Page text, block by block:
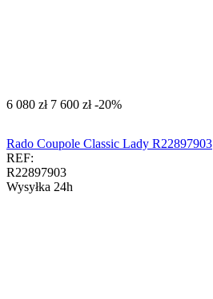
‍6 080‍ zł ‍7 600‍ zł -20%
Rado Coupole Classic Lady R22897903
REF:
R22897903
Wysyłka 24h